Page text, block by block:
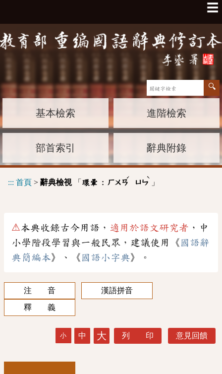
☰
基本檢索 進階檢索
部首索引 辭典附錄
::: 首頁 > 辭典檢視「 環暈 : ㄏㄨㄢ
ˊ
ㄩㄣ
ˋ
」
⚠本典收錄古今用語， 適用於語文研究者 ，中
小學階段學習與一般民眾，建議使用《 國語辭
典簡編本》、《 國語小字典》。
注 音
漢語拼音
釋 義
小 中 大 列 印 意見回饋